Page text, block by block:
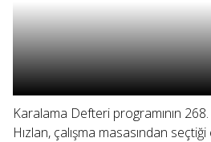
Karalama Defteri programının
Hızlan, çalışma masasından